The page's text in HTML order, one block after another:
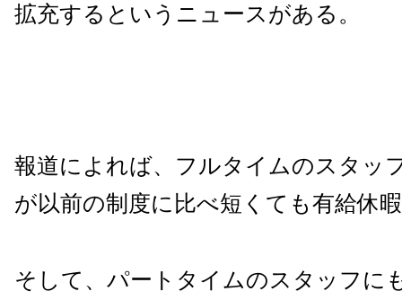
拡充するというニュースがある。
報道によれば、フルタイムのスタッ
が以前の制度に比べ短くても有給休
そして、パートタイムのスタッフに